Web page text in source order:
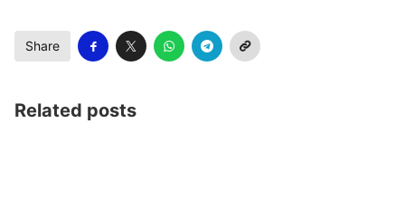
Share
Related posts